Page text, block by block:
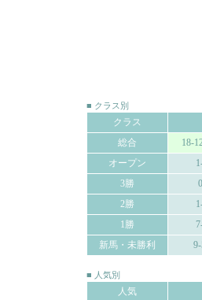
■ クラス別
クラス
総合
18-
オープン
3勝
2勝
1勝
新馬・未勝利
■ 人気別
人気